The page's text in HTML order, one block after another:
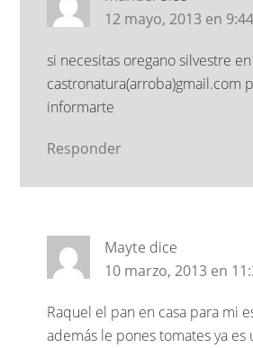
12 mayo, 2013 en
si necesitas oregano silvestre
castronatura(arroba)gmail.com
informarte
Responder
Mayte dice
10 marzo, 2013 en
Raquel el pan en casa para mi
además le pones tomates ya es